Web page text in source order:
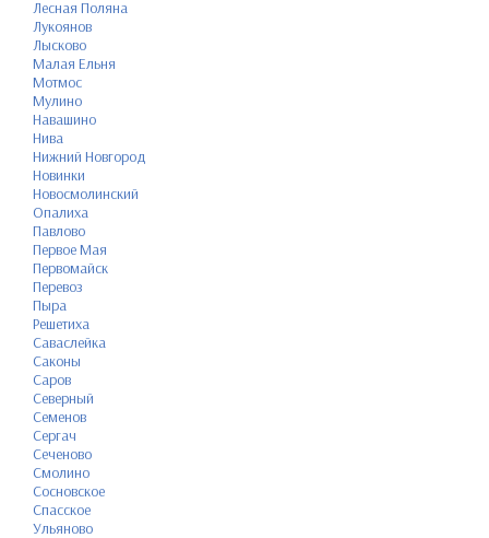
Лесная Поляна
Лукоянов
Лысково
Малая Ельня
Мотмос
Мулино
Навашино
Нива
Нижний Новгород
Новинки
Новосмолинский
Опалиха
Павлово
Первое Мая
Первомайск
Перевоз
Пыра
Решетиха
Саваслейка
Саконы
Саров
Северный
Семенов
Сергач
Сеченово
Смолино
Сосновское
Спасское
Ульяново